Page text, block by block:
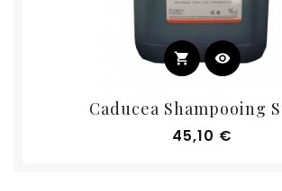
shopping_cart visibility
Caducea Shampooing
45,10 €